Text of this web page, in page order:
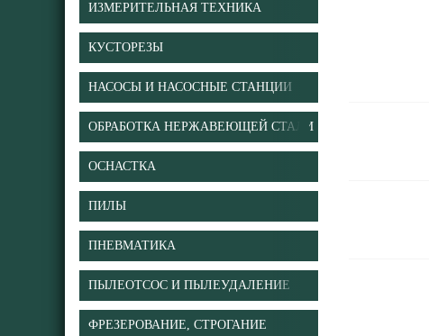
ИЗМЕРИТЕЛЬНАЯ ТЕХНИКА
КУСТОРЕЗЫ
НАСОСЫ И НАСОСНЫЕ СТАНЦИИ
ОБРАБОТКА НЕРЖАВЕЮЩЕЙ СТАЛИ
ОСНАСТКА
ПИЛЫ
ПНЕВМАТИКА
ПЫЛЕОТСОС И ПЫЛЕУДАЛЕНИЕ
ФРЕЗЕРОВАНИЕ, СТРОГАНИЕ